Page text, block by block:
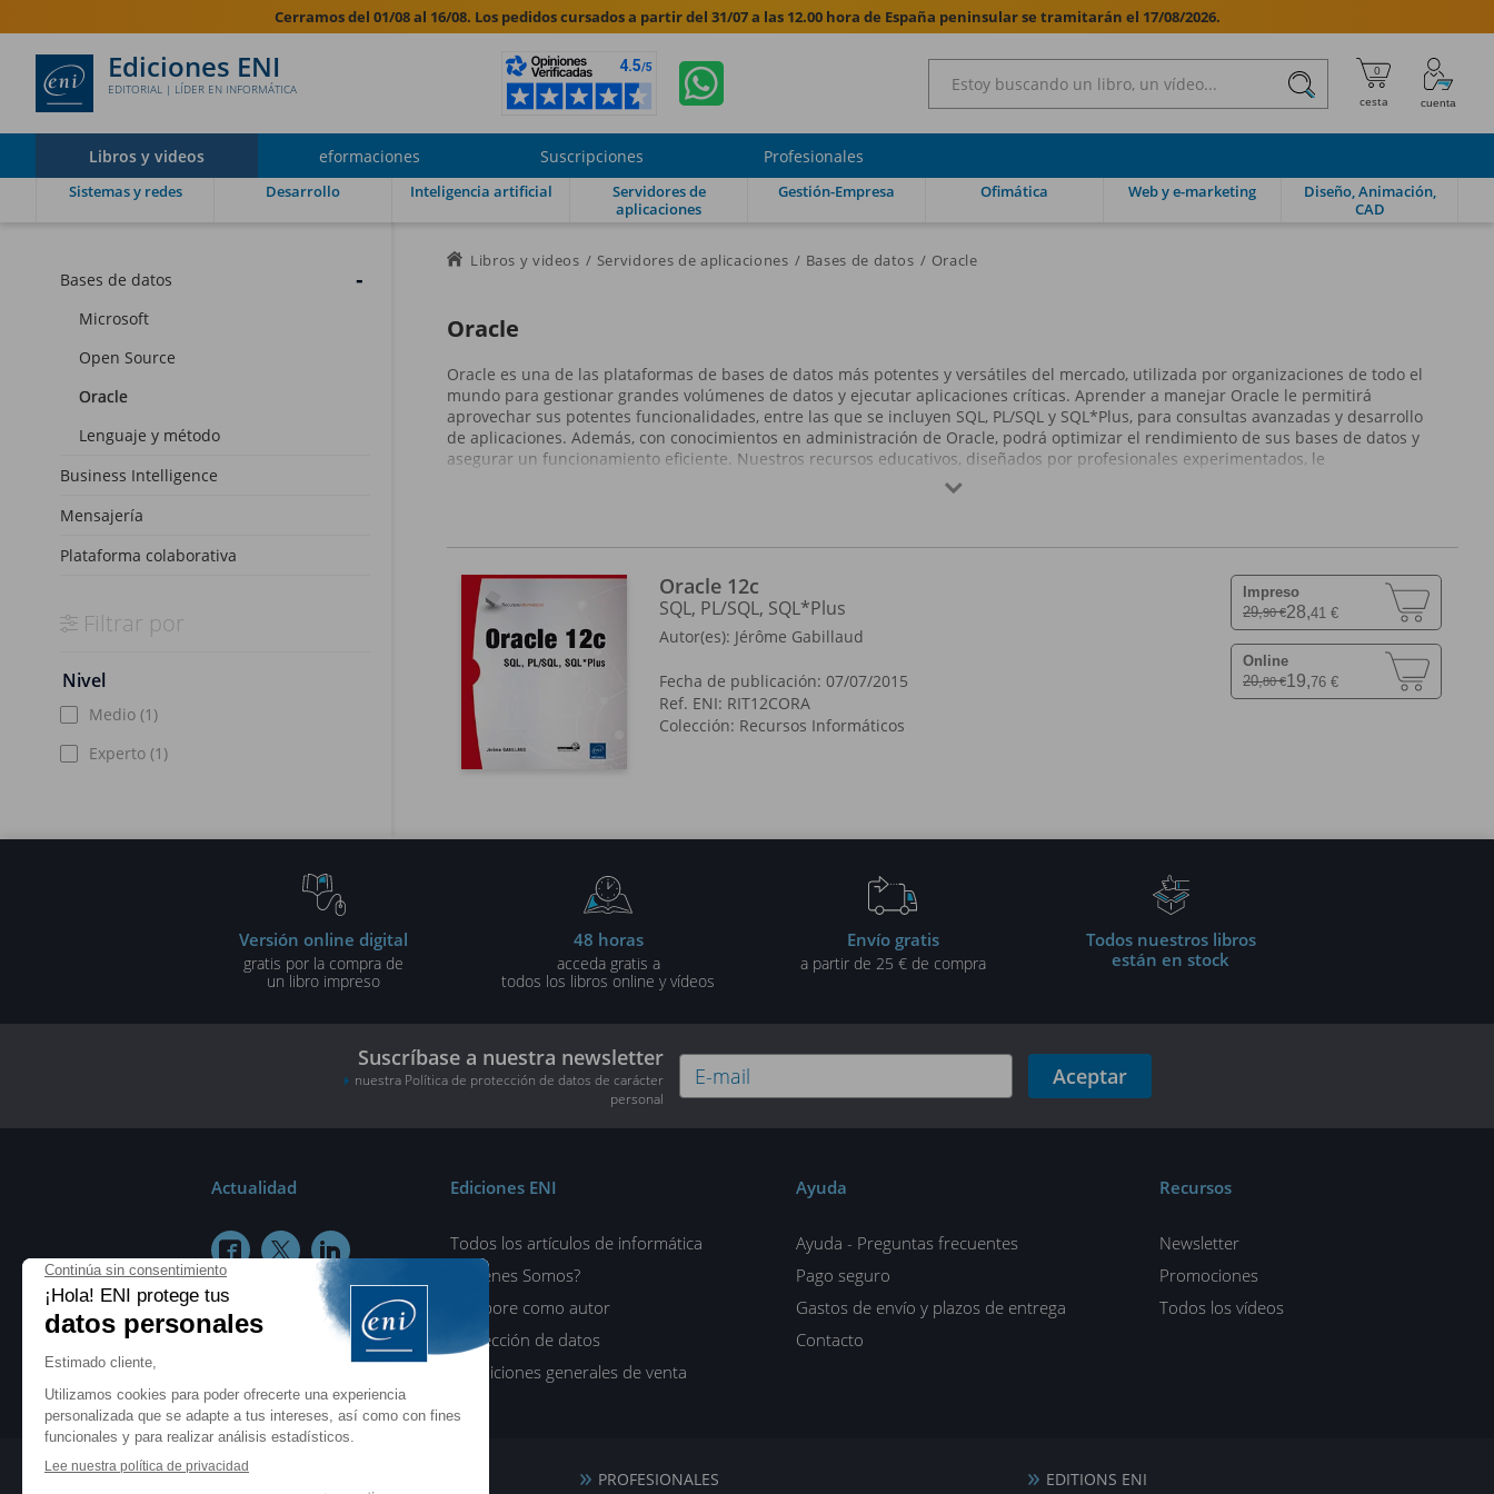
Cerramos del 01/08 al 16/08. Los pedidos cursados a partir del 31/07 a las 12.00 hora de España peninsular se tramitarán el 17/08/2026.
Ediciones ENI
EDITORIAL | LÍDER EN INFORMÁTICA 
Libros y videos eformaciones Suscripciones Profesionales
Sistemas y redes Desarrollo Inteligencia artificial
Servidores de
aplicaciones
Gestión-Empresa Ofimática Web y e-marketing
Diseño, Animación,
CAD
Bases de datos
Microsoft
Open Source
Oracle
Lenguaje y método
Business Intelligence
Mensajería
Plataforma colaborativa
Filtrar por
Nivel
Medio (1)
Experto (1)
Libros y videos Servidores de aplicaciones Bases de datos Oracle
Oracle
Oracle es una de las plataformas de bases de datos más potentes y versátiles del mercado, utilizada por organizaciones de todo el
mundo para gestionar grandes volúmenes de datos y ejecutar aplicaciones críticas. Aprender a manejar Oracle le permitirá
aprovechar sus potentes funcionalidades, entre las que se incluyen SQL, PL/SQL y SQL*Plus, para consultas avanzadas y desarrollo
de aplicaciones. Además, con conocimientos en administración de Oracle, podrá optimizar el rendimiento de sus bases de datos y
asegurar un funcionamiento eficiente. Nuestros recursos educativos, diseñados por profesionales experimentados, le
proporcionarán las habilidades necesarias para dominar Oracle, desde los fundamentos hasta técnicas avanzadas de

Oracle 12c
SQL, PL/SQL, SQL*Plus
Autor(es): Jérôme Gabillaud
Fecha de publicación: 07/07/2015
Ref. ENI: RIT12CORA
Colección: Recursos Informáticos
Impreso
29,90 €28,41 €
Online
20,80 €19,76 €
Versión online digital
gratis por la compra de
un libro impreso
48 horas
acceda gratis a
todos los libros online y vídeos
Envío gratis
a partir de 25 € de compra
Todos nuestros libros
están en stock
Suscríbase a nuestra newsletter
nuestra Política de protección de datos de carácter
personal
Aceptar
Actualidad
  
Ediciones ENI
Todos los artículos de informática
¿Quiénes Somos?
Colabore como autor
Protección de datos
Condiciones generales de venta
Ayuda
Ayuda - Preguntas frecuentes
Pago seguro
Gastos de envío y plazos de entrega
Contacto
Recursos
Newsletter
Promociones
Todos los vídeos
ENI elearning PROFESIONALES EDITIONS ENI